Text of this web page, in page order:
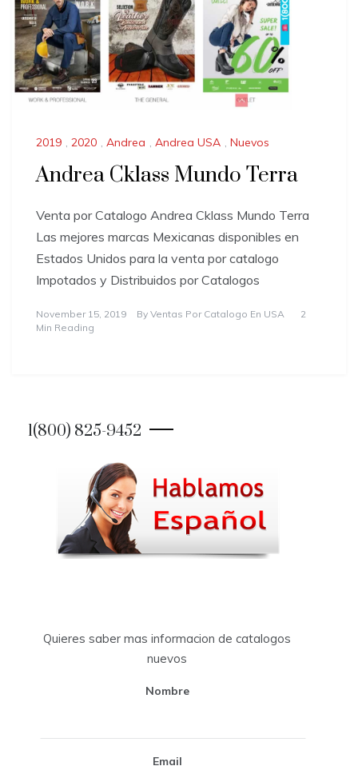
2019 , 2020 , Andrea , Andrea USA , Nuevos
Andrea Cklass Mundo Terra
Venta por Catalogo Andrea Cklass Mundo Terra
Las mejores marcas Mexicanas disponibles en
Estados Unidos para la venta por catalogo
Impotados y Distribuidos por Catalogos
November 15, 2019 By Ventas Por Catalogo En USA
2
Min Reading
1(800) 825-9452
Quieres saber mas informacion de catalogos
nuevos
Nombre
Email